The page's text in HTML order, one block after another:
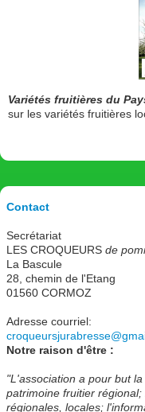
Variétés fruitières du
sur les variétés fruitières
Contact
Secrétariat
LES CROQUEURS de
La Bascule
28, chemin de l'Etang
01560 CORMOZ
Adresse courriel:
Notre raison d'être :
"L'association a pour but
patrimoine fruitier
régionales, locales;